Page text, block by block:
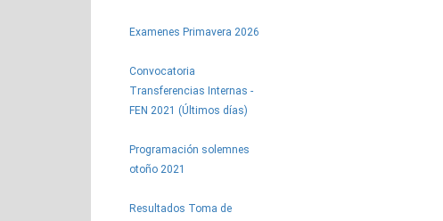
Examenes Primavera 2026
Convocatoria
Transferencias Internas -
FEN 2021 (Últimos días)
Programación solemnes
otoño 2021
Resultados Toma de